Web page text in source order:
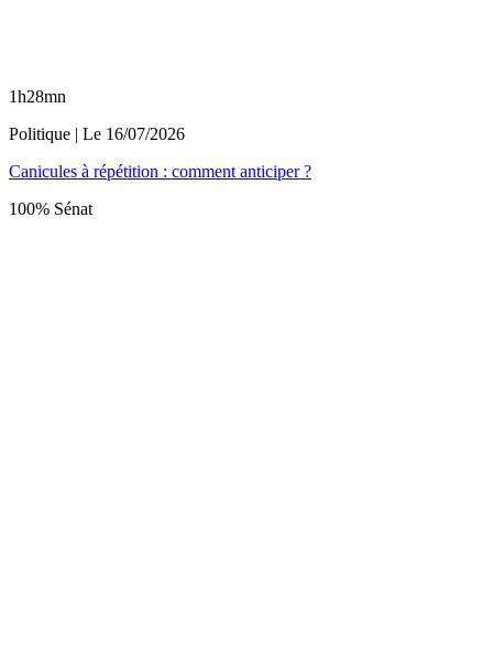
1h28mn
Politique | Le 16/07/2026
Canicules à répétition : comment anticiper ?
100% Sénat